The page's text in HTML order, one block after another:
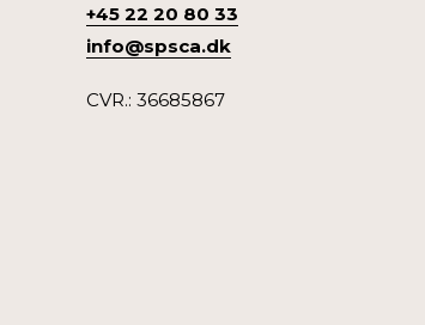
+45 22 20 80 33
info@spsca.dk
CVR.: 36685867